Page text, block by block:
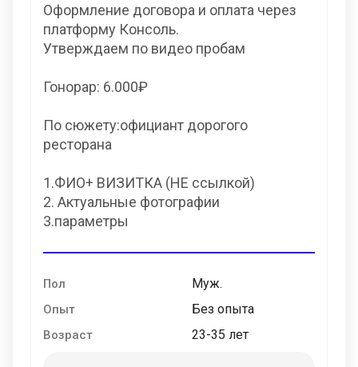
Оформление договора и оплата через
платформу Консоль.
Утверждаем по видео пробам
Гонорар: 6.000₽
По сюжету:официант дорогого
ресторана
1.ФИО+ ВИЗИТКА (НЕ ссылкой)
2. Актуальные фотографии
3.параметры
Пол Муж.
Опыт Без опыта
Возраст 23-35 лет